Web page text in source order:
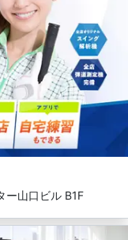
ー山口ビル B1F